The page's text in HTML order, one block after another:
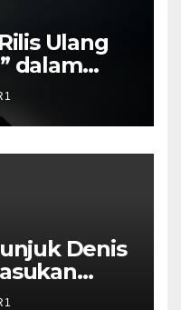
Ulang
dalam
Denis